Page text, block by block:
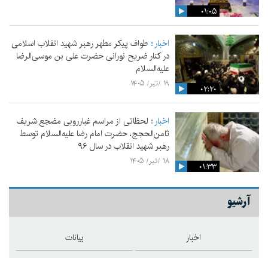
۰۱:۰۵
۰۲:۲۰
اخبار طواف پیکر مطهر رهبر شهید انقلاب اسلامی
در کنار ضریح نورانی حضرت علی‌ بن موسی‌الرضا
علیه‌السلام
۱۹ /تیر/ ۱۴۰۵
۰۱:۳۳
اخبار لحظاتی از مراسم غبارروبی مضجع شریف
ثامن‌الحجج، حضرت امام رضا علیه‌السلام توسط
رهبر شهید انقلاب در سال ۹۶
۱۸ /تیر/ ۱۴۰۵
آرشیو
اخبار بیانات